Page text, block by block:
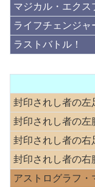
マジカル・エクス
ライフチェンジャ
ラストバトル！
封印されし者の左
封印されし者の左
封印されし者の右
封印されし者の右
アストログラフ・